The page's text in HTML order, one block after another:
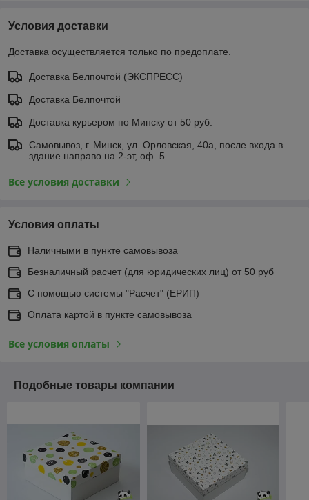
Условия доставки
Доставка осуществляется только по предоплате.
Доставка Белпочтой (ЭКСПРЕСС)
Доставка Белпочтой
Доставка курьером по Минску от 50 руб.
Самовывоз, г. Минск, ул. Орловская, 40а, после входа в
здание направо на 2-эт, оф. 5
Все условия доставки
Условия оплаты
Наличными в пункте самовывоза
Безналичный расчет (для юридических лиц) от 50 руб
С помощью системы "Расчет" (ЕРИП)
Оплата картой в пункте самовывоза
Все условия оплаты
Подобные товары компании